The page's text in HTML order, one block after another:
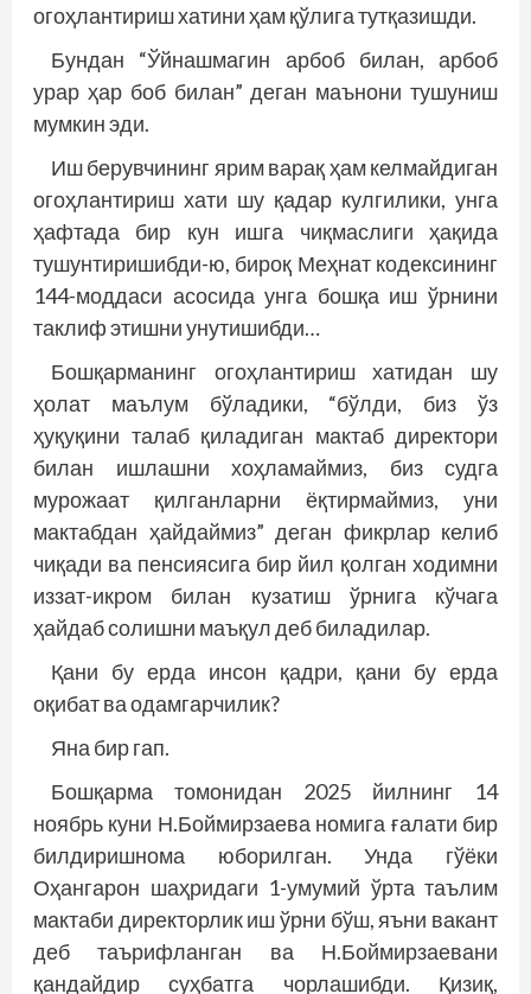
огоҳлантириш хатини ҳам қўлига тутқазишди.
Бундан “Ўйнашмагин арбоб билан, арбоб
урар ҳар боб билан” деган маънони тушуниш
мумкин эди.
Иш берувчининг ярим варақ ҳам келмайдиган
огоҳлантириш хати шу қадар кулгилики, унга
ҳафтада бир кун ишга чиқмаслиги ҳақида
тушунтиришибди-ю, бироқ Меҳнат кодексининг
144-моддаси асосида унга бошқа иш ўрнини
таклиф этишни унутишибди…
Бошқарманинг огоҳлантириш хатидан шу
ҳолат маълум бўладики, “бўлди, биз ўз
ҳуқуқини талаб қиладиган мактаб директори
билан ишлашни хоҳламаймиз, биз судга
мурожаат қилганларни ёқтирмаймиз, уни
мактабдан ҳайдаймиз” деган фикрлар келиб
чиқади ва пенсиясига бир йил қолган ходимни
иззат-икром билан кузатиш ўрнига кўчага
ҳайдаб солишни маъқул деб биладилар.
Қани бу ерда инсон қадри, қани бу ерда
оқибат ва одамгарчилик?
Яна бир гап.
Бошқарма томонидан 2025 йилнинг 14
ноябрь куни Н.Боймирзаева номига ғалати бир
билдиришнома юборилган. Унда гўёки
Оҳангарон шаҳридаги 1-умумий ўрта таълим
мактаби директорлик иш ўрни бўш, яъни вакант
деб таърифланган ва Н.Боймирзаевани
қандайдир суҳбатга чорлашибди. Қизиқ,